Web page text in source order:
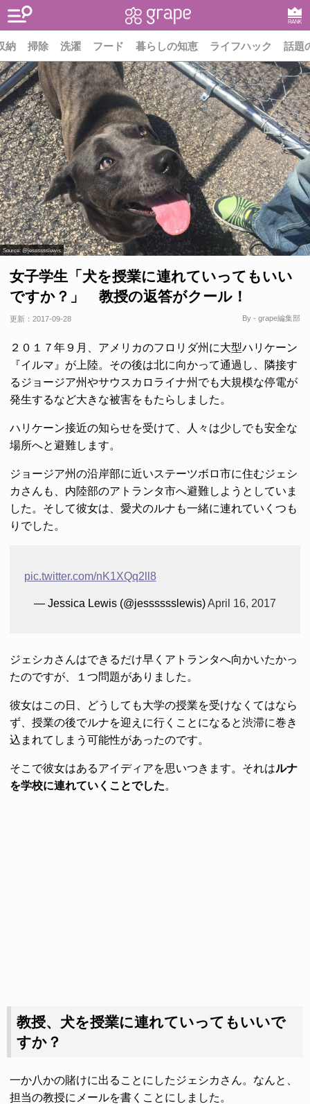
RANK
納 掃除 洗濯 フード 暮らしの知恵 ライフハック 話題
Source: @jesssssslewis
女子学生「犬を授業に連れていってもいい
ですか？」 教授の返答がクール！
更新： 2017-09-28 By - grape編集部
２０１７年９月、アメリカのフロリダ州に大型ハリケーン
『イルマ』が上陸。その後は北に向かって通過し、隣接す
るジョージア州やサウスカロライナ州でも大規模な停電が
発生するなど大きな被害をもたらしました。
ハリケーン接近の知らせを受けて、人々は少しでも安全な
場所へと避難します。
ジョージア州の沿岸部に近いステーツボロ市に住むジェシ
カさんも、内陸部のアトランタ市へ避難しようとしていま
した。そして彼女は、愛犬のルナも一緒に連れていくつも
りでした。
pic.twitter.com/nK1XQq2ll8
— Jessica Lewis (@jesssssslewis)April 16, 2017
ジェシカさんはできるだけ早くアトランタへ向かいたかっ
たのですが、１つ問題がありました。
彼女はこの日、どうしても大学の授業を受けなくてはなら
ず、授業の後でルナを迎えに行くことになると渋滞に巻き
込まれてしまう可能性があったのです。
そこで彼女はあるアイディアを思いつきます。それはルナ
を学校に連れていくことでした。
教授、犬を授業に連れていってもいいで
すか？
一か八かの賭けに出ることにしたジェシカさん。なんと、
担当の教授にメールを書くことにしました。